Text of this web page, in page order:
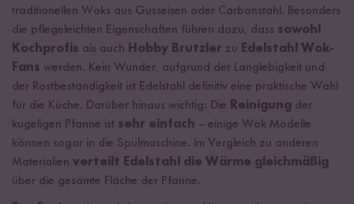
traditionellen Woks aus Gusseisen oder Carbonstahl. Besonders
die pflegeleichten Eigenschaften führen dazu, dass sowohl
Kochprofis als auch Hobby Brutzler zu Edelstahl Wok-
Fans werden. Kein Wunder, aufgrund der Langlebigkeit und
der Rostbeständigkeit ist Edelstahl definitiv eine praktische Wahl
für die Küche. Darüber hinaus wichtig: Die Reinigung der
kugeligen Pfanne ist sehr einfach – einige Wok Modelle
können sogar in die Spülmaschine. Im Vergleich zu anderen
Materialien verteilt Edelstahl die Wärme gleichmäßig
über die gesamte Fläche der Pfanne.